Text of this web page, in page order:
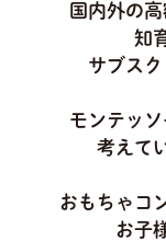
国内外の
知
サブスク
モンテッ
考えて
おもちゃコ
お子